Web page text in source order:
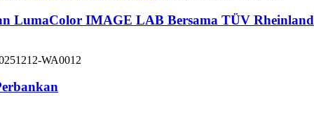
LumaColor IMAGE LAB Bersama TÜV Rheinland